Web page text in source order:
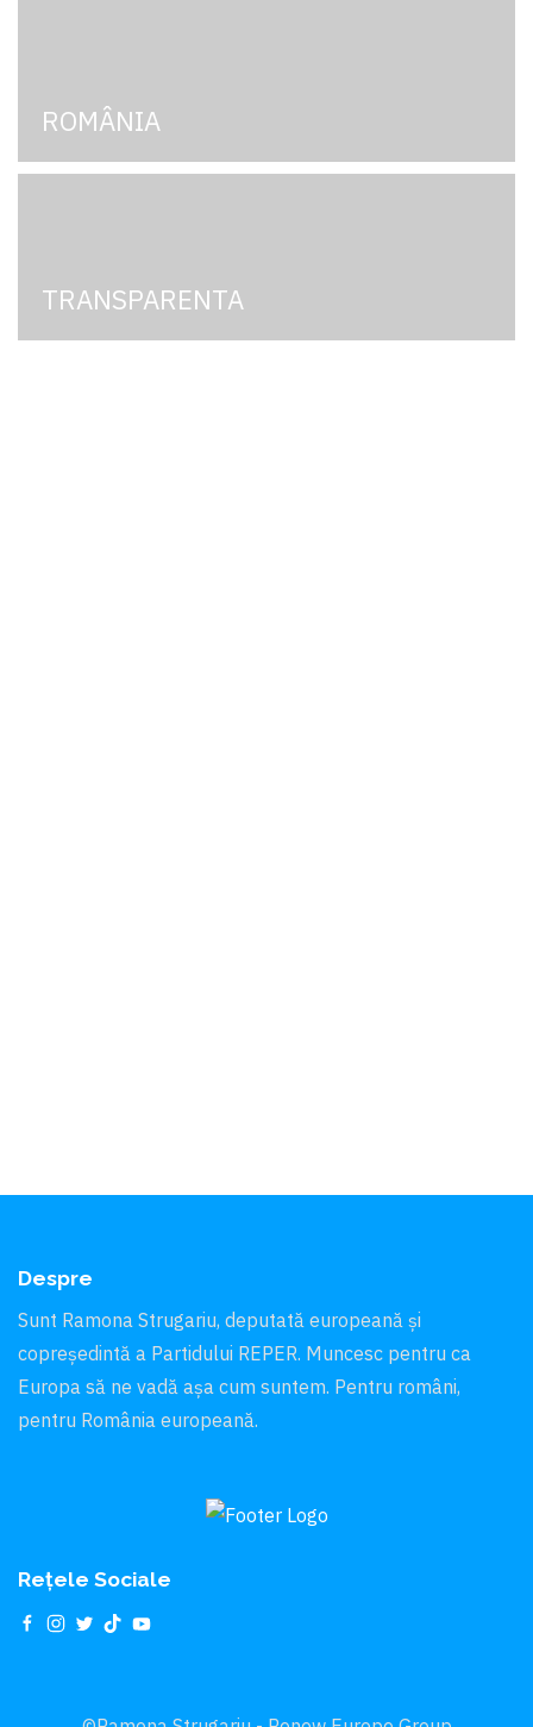
ROMÂNIA
TRANSPARENTA
Despre
Sunt Ramona Strugariu, deputată europeană și
copreședintă a Partidului REPER. Muncesc pentru ca
Europa să ne vadă aşa cum suntem. Pentru români,
pentru România europeană.
Rețele Sociale